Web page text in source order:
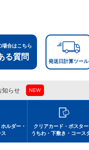
場合はこちら
る質問 発送日計算ツール
知らせ NEW
ルダー・
クリアカード・ポスタ
うちわ・下敷き・コース